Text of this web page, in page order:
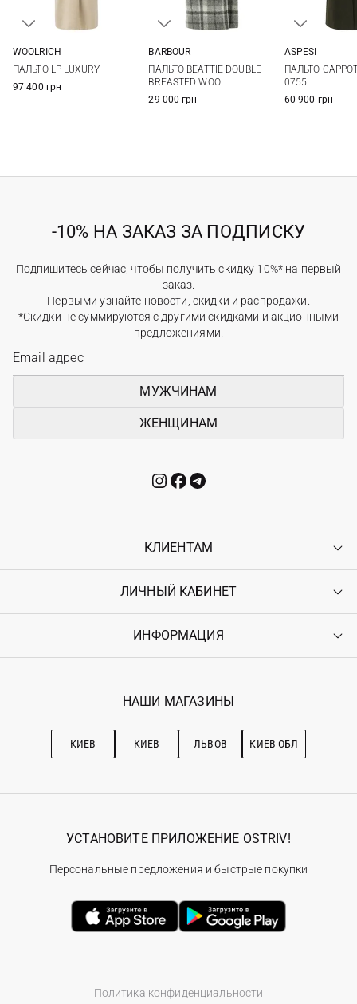
WOOLRICH
ПАЛЬТО LP LUXURY
97 400 грн
BARBOUR
ПАЛЬТО BEATTIE DOUBLE
BREASTED WOOL
29 000 грн
ASPESI
ПАЛЬТО
0755
60 900 грн
-10% НА ЗАКАЗ ЗА ПОДПИСКУ
Подпишитесь сейчас, чтобы получить скидку 10%* на первый
заказ.
Первыми узнайте новости, скидки и распродажи.
*Скидки не суммируются с другими скидками и акционными
предложениями.
МУЖЧИНАМ
ЖЕНЩИНАМ
КЛИЕНТАМ
Контакты
Возврат
Гарантия
ЛИЧНЫЙ КАБИНЕТ
Войти
Ostriv Club+
ИНФОРМАЦИЯ
Наши магазини
Рекомендации по уходу
НАШИ МАГАЗИНЫ
КИЕВ КИЕВ ЛЬВОВ КИЕВ ОБЛ
Политика конфиденциальности
УСТАНОВИТЕ ПРИЛОЖЕНИЕ OSTRIV!
Персональные предложения и быстрые покупки